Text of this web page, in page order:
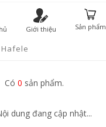
Giới thiệu Sản phẩm
Có 0 sản phẩm.
dung đang cập nhật...